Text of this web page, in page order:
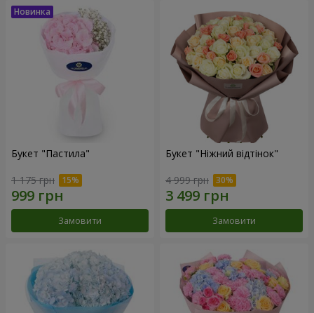
Букет "Пастила"
1 175 грн
Замовити
Букет "Ніжний відтінок"
4 999 грн
Замовити